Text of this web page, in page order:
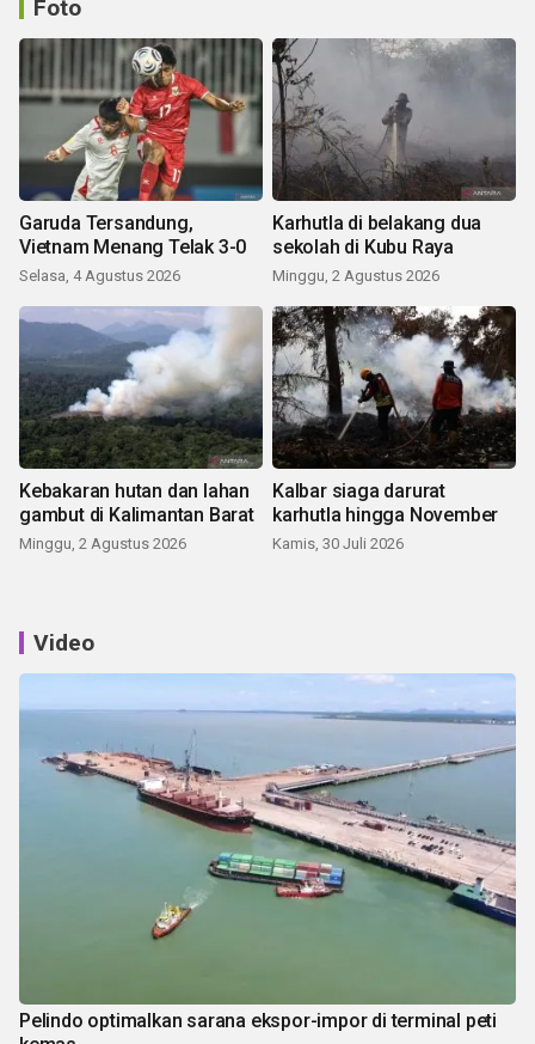
Foto
Garuda Tersandung,
Vietnam Menang Telak 3-0
Selasa, 4 Agustus 2026
Karhutla di belakang dua
sekolah di Kubu Raya
Minggu, 2 Agustus 2026
Kebakaran hutan dan lahan
gambut di Kalimantan Barat
Minggu, 2 Agustus 2026
Kalbar siaga darurat
karhutla hingga November
Kamis, 30 Juli 2026
Video
Pelindo optimalkan sarana ekspor-impor di terminal peti